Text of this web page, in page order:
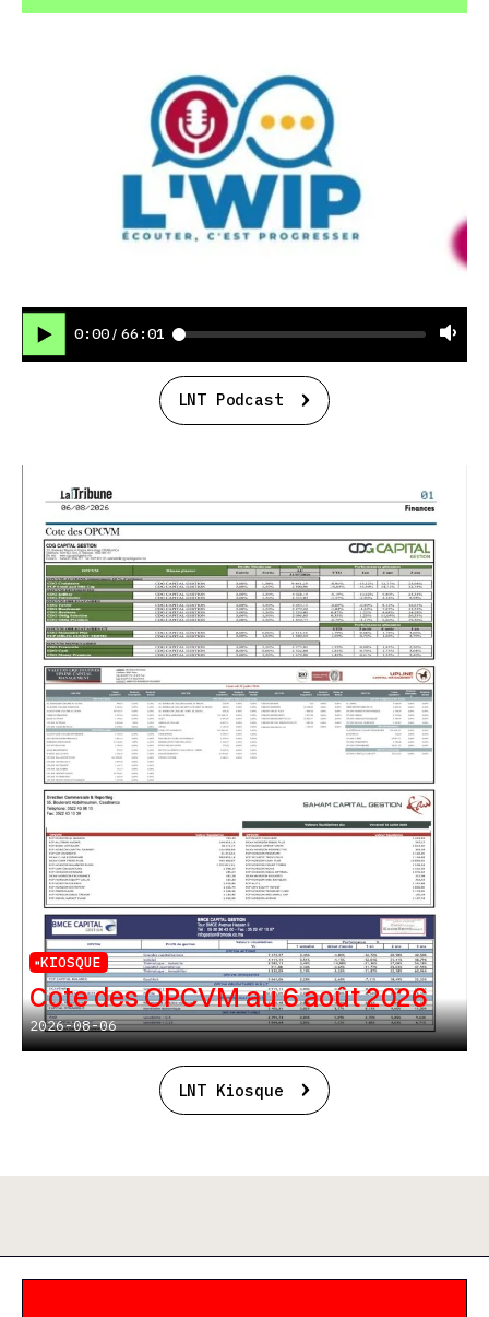
0:00 / 66:01
LNT Podcast
KIOSQUE
Cote des OPCVM au 6 août 2026
2026-08-06
LNT Kiosque